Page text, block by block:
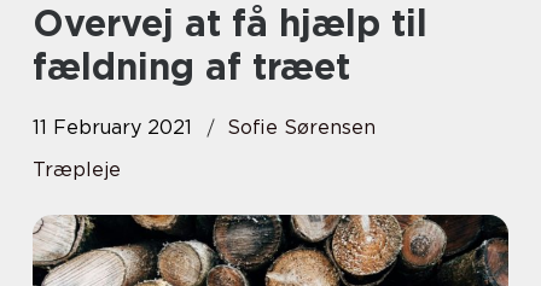
Overvej at få hjælp til
fældning af træet
11 February 2021
Sofie Sørensen
Træpleje